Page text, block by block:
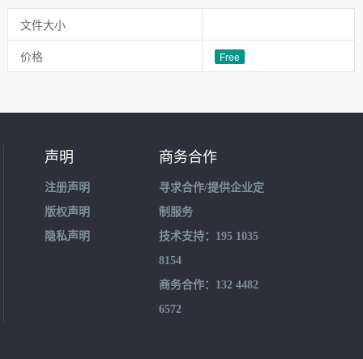
文件大小
价格
Free
声明
注册声明
版权声明
隐私声明
商务合作
寻求合作/提供企业定
制服务
技术支持：195 1035
8154
商务合作：132 4482
6572